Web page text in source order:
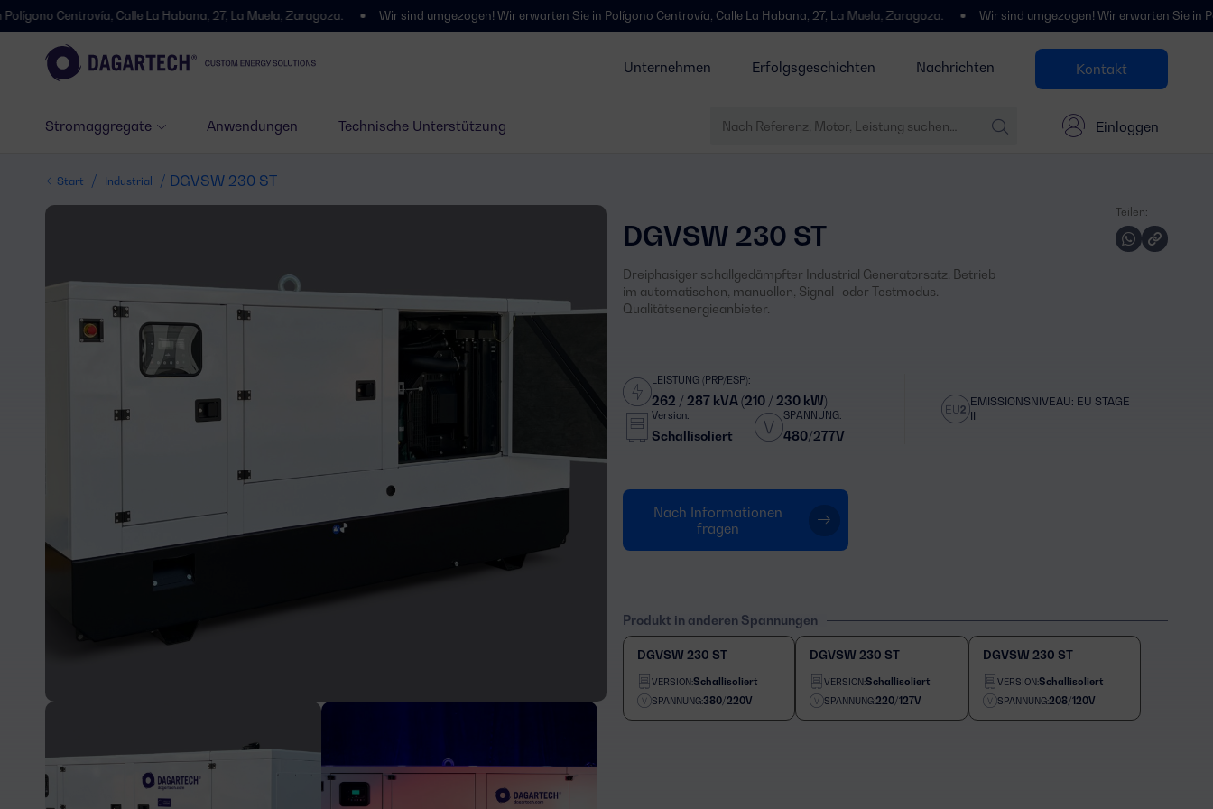
Unternehmen Erfolgsgeschichten Nachrichten Kontakt
Stromaggregate Anwendungen Technische Unterstützung Einloggen
Calle La Habana, 27, La Muela, Zaragoza. Wir sind umgezogen! Wir erwarten Sie in Polígono Centrovía, Calle La Habana, 27, La Muela, Zaragoza. Wir sind umgezogen! Wir erwarten Sie in Polígono
Start / Industrial / DGVSW 230 ST
Teilen:
DGVSW 230 ST
Dreiphasiger schallgedämpfter Industrial Generatorsatz. Betrieb
im automatischen, manuellen, Signal- oder Testmodus.
Qualitätsenergieanbieter.
LEISTUNG (PRP/ESP):
262 / 287 kVA (210 / 230 kW)
Version:
Schallisoliert
SPANNUNG:
480/277V
EMISSIONSNIVEAU: EU STAGE
II
Nach Informationen
fragen
Produkt in anderen Spannungen
DGVSW 230 ST
VERSION:Schallisoliert
SPANNUNG:380/220V
DGVSW 230 ST
VERSION:Schallisoliert
SPANNUNG:220/127V
DGVSW 230 ST
VERSION:Schallisoliert
SPANNUNG:208/120V